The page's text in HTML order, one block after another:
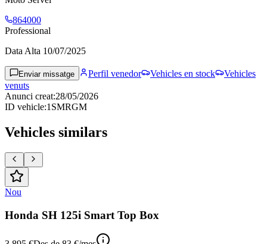
864000
Professional
Data Alta 10/07/2025
Enviar missatge Perfil venedor Vehicles en stock
Vehicles
venuts
Anunci creat:28/05/2026
ID vehicle:1SMRGM
Vehicles similars
Nou
Honda SH 125i Smart Top Box